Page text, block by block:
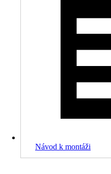
Návod k montáži